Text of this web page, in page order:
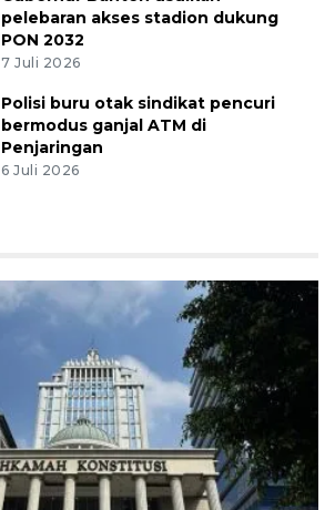
pelebaran akses stadion dukung
PON 2032
7 Juli 2026
Polisi buru otak sindikat pencuri
bermodus ganjal ATM di
Penjaringan
6 Juli 2026